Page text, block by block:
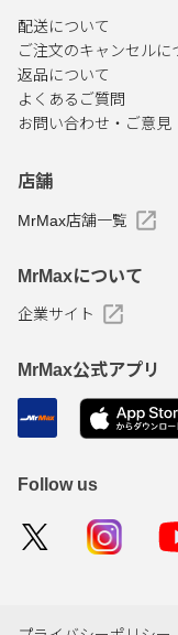
配送について
ご注文のキャンセルに
返品について
よくあるご質問
お問い合わせ・ご意見
店舗
MrMax店舗一覧
MrMaxについて
企業サイト
MrMax公式アプリ
Follow us